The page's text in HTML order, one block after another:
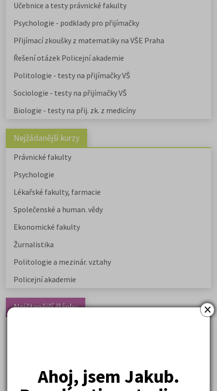
×
Ahoj, jsem Jakub.
Učebnice a testy právnické fakulty
Psychologie - podklady pro přijímačky
Přijímací zkoušky z matematiky na VŠE Praha
Řešení otázek Policejní akademie
Politologie - testy na přijímačky VŠ
Sociologie - testy na přijímačky VŠ
Biologie - testy na přij. zk. z medicíny
Nejžádanější kurzy
Právnické fakulty
Psychologie
Lékařské fakulty, farmacie
Společenské a human. vědy
Ekonomické fakulty
Žurnalistika
Politologie a mezinár. vztahy
Policejní akademie
Nejčtenější články
přijímaček na VŠ?
Prestiž a vnímání oborů ve společnosti